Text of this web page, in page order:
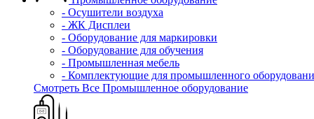
- Осушители воздуха
- ЖК Дисплеи
- Оборудование для маркировки
- Оборудование для обучения
- Промышленная мебель
- Комплектующие для промышленного
Смотреть Все Промышленное оборудование